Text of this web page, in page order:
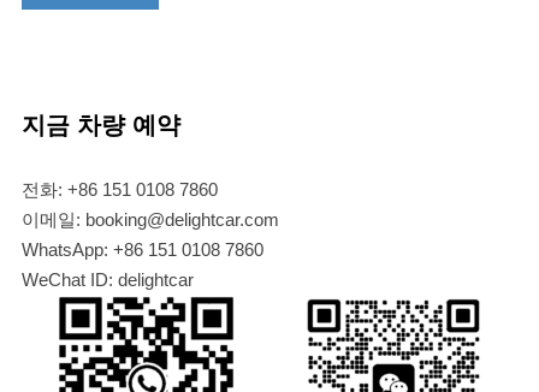
지금 차량 예약
전화: +86 151 0108 7860
이메일: booking@delightcar.com
WhatsApp: +86 151 0108 7860
WeChat ID: delightcar